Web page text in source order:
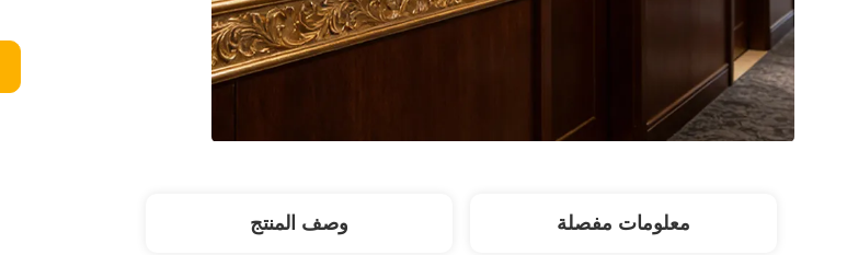
معلومات مفصلة وصف المنتج